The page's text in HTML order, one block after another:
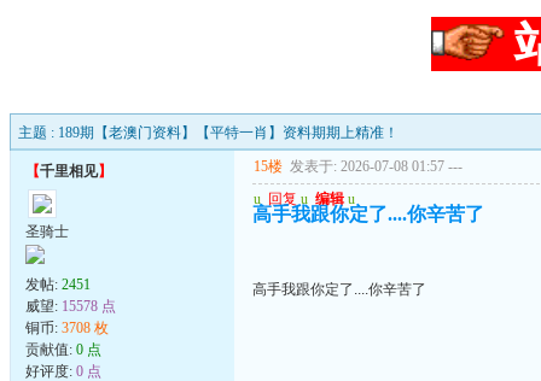
主题 : 189期【老澳门资料】【平特一肖】资料期期上精准！
【千里相见】
圣骑士
发帖: 2451
威望: 15578 点
铜币: 3708 枚
贡献值: 0 点
好评度: 0 点
15楼 发表于: 2026-07-08 01:57 ---
u 回复 u 编辑 u
高手我跟你定了....你辛苦了
高手我跟你定了....你辛苦了